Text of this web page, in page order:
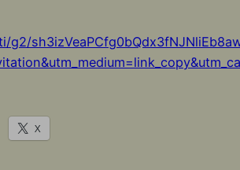
g2/
X